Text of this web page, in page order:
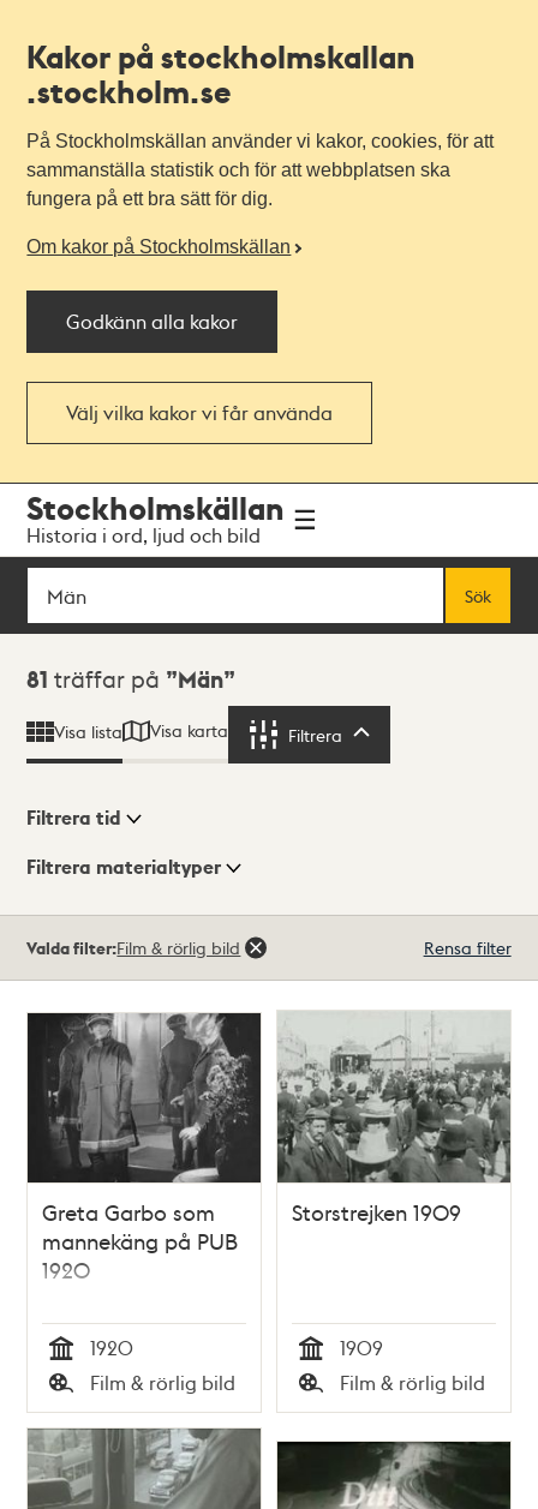
Kakor på stockholmskallan
.stockholm.se
På Stockholmskällan använder vi kakor, cookies, för att
sammanställa statistik och för att webbplatsen ska
fungera på ett bra sätt för dig.
Om kakor på Stockholmskällan
Godkänn alla kakor
Välj vilka kakor vi får använda
navigationen
huvudinnehållet
Stockholmskällan
Historia i ord, ljud och bild
Sök
Sök
Sökresultat
81 träffar på Män
Visa lista Visa karta Filtrera
Visningsläge
Filtrera tid
Filtrera materialtyper
träffar
Valda filter:Film & rörlig bild Rensa filter
Greta Garbo som
mannekäng på PUB
1920
Tid
1920
Typ
Film & rörlig bild
Storstrejken 1909
Tid
1909
Typ
Film & rörlig bild